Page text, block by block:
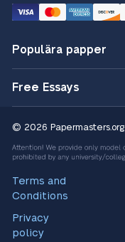
Populära papper
Free Essays
© 2026 Papermasters.org
Terms and
Conditions
Privacy
policy